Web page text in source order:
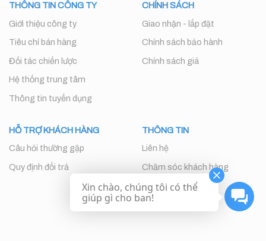
THÔNG TIN CÔNG TY
Giới thiệu công ty
Tiêu chí bán hàng
Đối tác chiến lược
Hệ thống trung tâm
Thông tin tuyển dụng
CHÍNH SÁCH
Giao nhận - lắp đặt
Chính sách bảo hành
Chính sách giá
HỖ TRỢ KHÁCH HÀNG
Câu hỏi thường gặp
Quy định đổi trả
THÔNG TIN
Liên hệ
Chăm sóc khách hàng
Xin chào, chúng tôi có thể
giúp gì cho ban!